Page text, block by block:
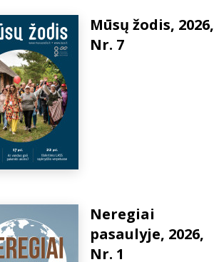
Mūsų žodis, 2026,
Nr. 7
Neregiai
pasaulyje, 2026,
Nr. 1